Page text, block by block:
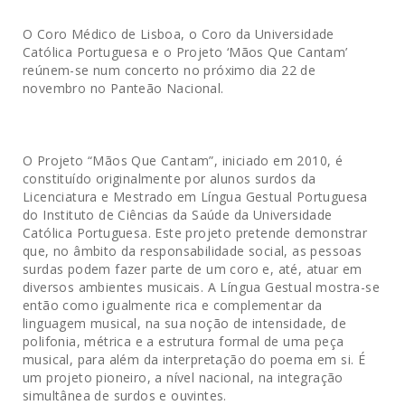
O Coro Médico de Lisboa, o Coro da Universidade
Católica Portuguesa e o Projeto ‘Mãos Que Cantam’
reúnem-se num concerto no próximo dia 22 de
novembro no Panteão Nacional.
O Projeto “Mãos Que Cantam”, iniciado em 2010, é
constituído originalmente por alunos surdos da
Licenciatura e Mestrado em Língua Gestual Portuguesa
do Instituto de Ciências da Saúde da Universidade
Católica Portuguesa. Este projeto pretende demonstrar
que, no âmbito da responsabilidade social, as pessoas
surdas podem fazer parte de um coro e, até, atuar em
diversos ambientes musicais. A Língua Gestual mostra-se
então como igualmente rica e complementar da
linguagem musical, na sua noção de intensidade, de
polifonia, métrica e a estrutura formal de uma peça
musical, para além da interpretação do poema em si. É
um projeto pioneiro, a nível nacional, na integração
simultânea de surdos e ouvintes.